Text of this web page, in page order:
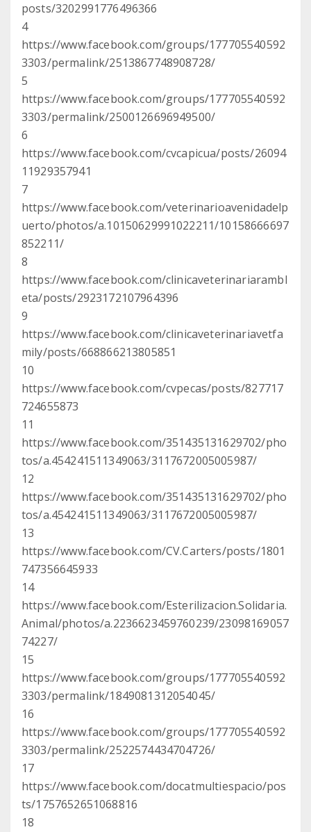
posts/3202991776496366
4
https://www.facebook.com/groups/177705540592
3303/permalink/2513867748908728/
5
https://www.facebook.com/groups/177705540592
3303/permalink/2500126696949500/
6
https://www.facebook.com/cvcapicua/posts/26094
11929357941
7
https://www.facebook.com/veterinarioavenidadelp
uerto/photos/a.10150629991022211/10158666697
852211/
8
https://www.facebook.com/clinicaveterinariarambl
eta/posts/2923172107964396
9
https://www.facebook.com/clinicaveterinariavetfa
mily/posts/668866213805851
10
https://www.facebook.com/cvpecas/posts/827717
724655873
11
https://www.facebook.com/351435131629702/pho
tos/a.454241511349063/3117672005005987/
12
https://www.facebook.com/351435131629702/pho
tos/a.454241511349063/3117672005005987/
13
https://www.facebook.com/CV.Carters/posts/1801
747356645933
14
https://www.facebook.com/Esterilizacion.Solidaria.
Animal/photos/a.2236623459760239/23098169057
74227/
15
https://www.facebook.com/groups/177705540592
3303/permalink/1849081312054045/
16
https://www.facebook.com/groups/177705540592
3303/permalink/2522574434704726/
17
https://www.facebook.com/docatmultiespacio/pos
ts/1757652651068816
18